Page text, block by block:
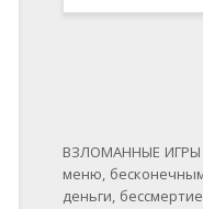
"Книги
ВЗЛОМАННЫЕ ИГРЫ
меню,
деньги,